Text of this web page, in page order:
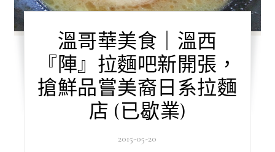
溫哥華美食｜溫西
『陣』拉麵吧新開張，
搶鮮品嘗美裔日系拉麵
店 (已歇業)
2015-05-20